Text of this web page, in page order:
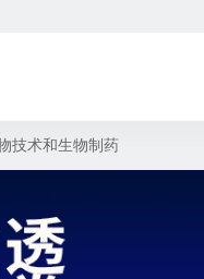
技术和生物制药